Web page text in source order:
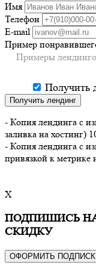
Имя
Телефон
E-mail
Пример
Примеры
Получить
Получить лендинг
- Копия лендинга с
заливка на хостинг)
- Копия лендинга с
привязкой к метрике
X
ПОДПИШИСЬ
СКИДКУ
ОФОРМИТЬ